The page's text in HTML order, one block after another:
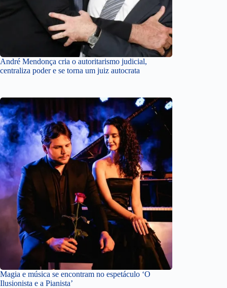
André Mendonça cria o autoritarismo judicial,
centraliza poder e se torna um juiz autocrata
Magia e música se encontram no espetáculo ‘O
Ilusionista e a Pianista’